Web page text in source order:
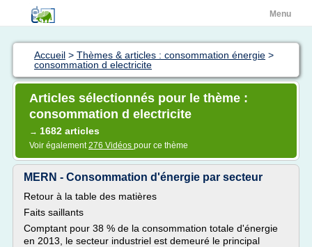
Menu
Accueil > Thèmes & articles : consommation énergie >
consommation d electricite
Articles sélectionnés pour le thème :
consommation d electricite
→ 1682 articles
Voir également276 Vidéos pour ce thème
MERN - Consommation d'énergie par secteur
Retour à la table des matières
Faits saillants
Comptant pour 38 % de la consommation totale d'énergie
en 2013, le secteur industriel est demeuré le principal